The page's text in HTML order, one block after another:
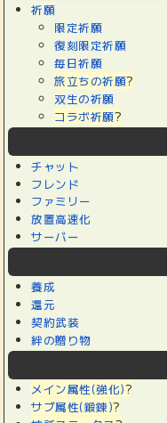
祈願
限定祈願
復刻限定祈願
毎日祈願
旅立ちの祈願?
双生の祈願
コラボ祈願?
チャット
フレンド
ファミリー
放置高速化
サーバー
養成
還元
契約武装
絆の贈り物
メイン属性(強化)?
サブ属性(鍛錬)?